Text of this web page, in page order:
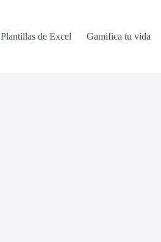
Plantillas de Excel Gamifica tu vida